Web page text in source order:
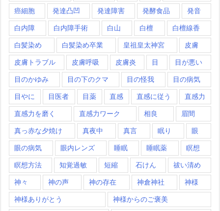
癌細胞 発達凸凹 発達障害 発酵食品 発音
白内障 白内障手術 白山 白檀 白檀線香
白髪染め 白髪染め卒業 皇祖皇太神宮 皮膚
皮膚トラブル 皮膚呼吸 皮膚炎 目 目が悪い
目のかゆみ 目の下のクマ 目の怪我 目の病気
目やに 目医者 目薬 直感 直感に従う 直感力
直感力を磨く 直感力ワーク 相良 眉間
真っ赤な夕焼け 真夜中 真言 眠り 眼
眼の病気 眼内レンズ 睡眠 睡眠薬 瞑想
瞑想方法 知覚過敏 短縮 石けん 祓い清め
神々 神の声 神の存在 神倉神社 神様
神様ありがとう 神様からのご褒美